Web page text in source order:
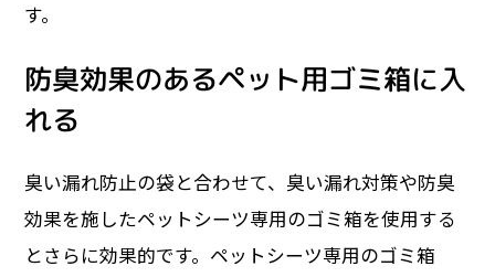
す。
防臭効果のあるペット用ゴミ箱に入
れる
臭い漏れ防止の袋と合わせて、臭い漏れ対策や防臭
効果を施したペットシーツ専用のゴミ箱を使用する
とさらに効果的です。ペットシーツ専用のゴミ箱